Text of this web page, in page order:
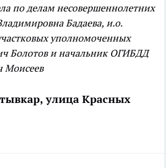
по делам несовершеннолетних
Бадаева, и.о.
уполномоченных
Болотов и начальник ОГИБДД
Моисеев
улица Красных